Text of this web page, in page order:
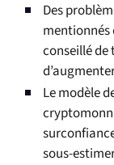
Des
mentionnés
conseillé
Le modèle
sous-